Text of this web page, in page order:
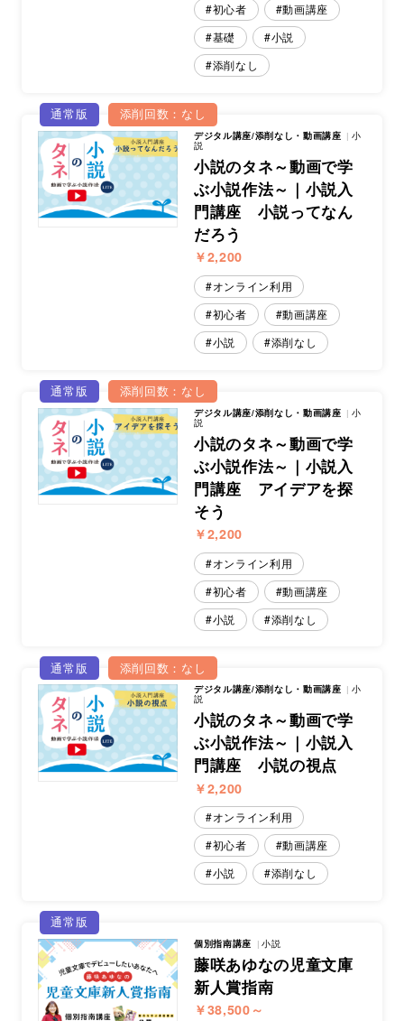
初心者
動画講座
基礎
小説
添削なし
通常版 添削回数：なし
デジタル講座/添削なし・動画講座 小
説
小説のタネ～動画で学
ぶ小説作法～｜小説入
門講座 小説ってなん
だろう
￥2,200
オンライン利用
初心者
動画講座
小説
添削なし
通常版 添削回数：なし
デジタル講座/添削なし・動画講座 小
説
小説のタネ～動画で学
ぶ小説作法～｜小説入
門講座 アイデアを探
そう
￥2,200
オンライン利用
初心者
動画講座
小説
添削なし
通常版 添削回数：なし
デジタル講座/添削なし・動画講座 小
説
小説のタネ～動画で学
ぶ小説作法～｜小説入
門講座 小説の視点
￥2,200
オンライン利用
初心者
動画講座
小説
添削なし
通常版
個別指南講座 小説
藤咲あゆなの児童文庫
新人賞指南
￥38,500～